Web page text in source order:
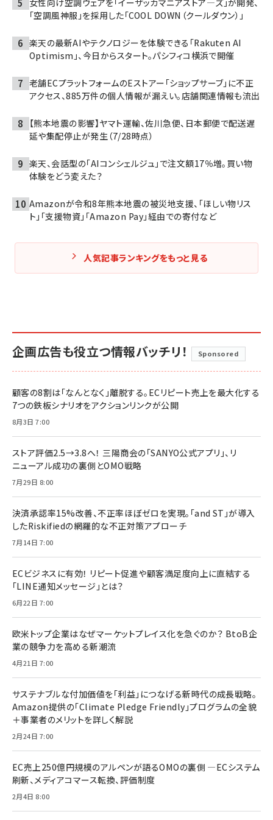
「空調風神服」を採用した「COOL DOWN（クールダウン）」
楽天の最新AIやテクノロジーを体験できる「Rakuten AI
Optimism」、今日からスタート。パシフィコ横浜で開催
老舗ECプラットフォームのEストアー「ショップサーブ」に不正
アクセス、885万件の個人情報が漏えい。店舗関連情報も流出
【熊本地震の影響】ヤマト運輸、佐川急便、日本郵便で配送遅
延や集配停止が発生（7/28時点）
楽天、会話型の「AIコンシェルジュ」で注文額17％増。買い物
体験をどう変えた？
Amazonが令和8年熊本地震の被災地支援、「ほしい物リス
ト」「支援物資」「Amazon Pay」経由での寄付など
人気記事ランキングをもっと見る
企画広告も役立つ情報バッチリ！ Sponsored
顧客の8割は「なんとなく」離脱する。ECリピート売上を最大化する
7つの鉄板シナリオをアクションリンクが公開
8月3日 7:00
ストア評価2.5→3.8へ！ 三陽商会の「SANYO公式アプリ」、リ
ニューアル成功の裏側とOMO戦略
7月29日 8:00
決済承認率15%改善、不正率ほぼゼロを実現。「and ST」が導入
したRiskifiedの網羅的な不正対策アプローチ
7月14日 7:00
ECビジネスに有効！ リピート促進や顧客満足度向上に直結する
「LINE通知メッセージ」とは？
6月22日 7:00
欧米トップ企業はなぜマーケットプレイス化を急ぐのか？ BtoB企
業の競争力を高める新潮流
4月21日 7:00
サステナブルな付加価値を「利益」につなげる新時代の成長戦略。
Amazon提供の「Climate Pledge Friendly」プログラムの全貌
＋事業者のメリットを詳しく解説
2月24日 7:00
EC売上250億円規模のアルペンが語るOMOの裏側 ―ECシステム
刷新、メディアコマース転換、評価制度
2月4日 8:00